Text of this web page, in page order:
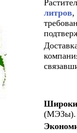
литров,
(МЭЗы).